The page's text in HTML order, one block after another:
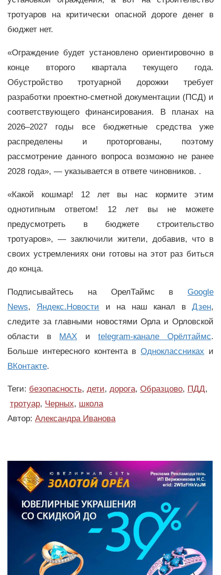
тротуаров на критически опасной дороге денег в
бюджет нет.
«Ограждение будет установлено ориентировочно в
конце второго квартала текущего года.
Обустройство тротуарной дорожки требует
разработки проектно-сметной документации (ПСД) и
соответствующего финансирования. В планах на
2026–2027 годы все бюджетные средства уже
распределены и проторгованы, поэтому
рассмотрение данного вопроса возможно не ранее
2028 года», — указывается в ответе чиновников. .
«Какой кошмар! 12 лет вы нас кормите этим
однотипным ответом! 12 лет вы не можете
предусмотреть в бюджете строительство
тротуаров», — заключили жители, добавив, что в
своих устремлениях они готовы на этот раз биться
до конца.
Подписывайтесь на ОрелТаймс в Google
News, Яндекс.Новости и на наш канал вДзен,
следите за главными новостями Орла и Орловской
области в MAX и telegram-канале Орёлтаймс.
Больше интересного контента вОдноклассниках и
ВКонтакте.
Теги: безопасность, дети, дорога, Образцово, ПДД,
тротуар, Черных, школа
Автор: Александра Иванова